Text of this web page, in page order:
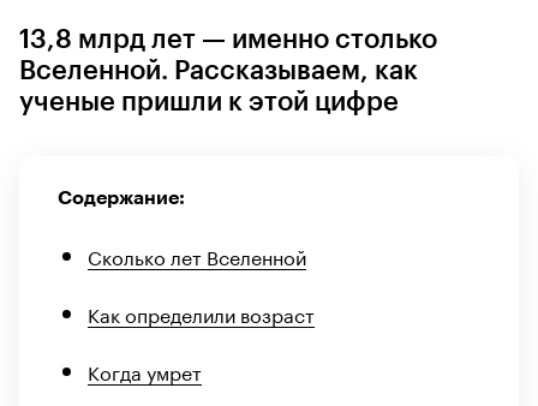
13,8 млрд лет — именно столько
Вселенной. Рассказываем, как
ученые пришли к этой цифре
Содержание:
Сколько лет Вселенной
Как определили возраст
Когда умрет